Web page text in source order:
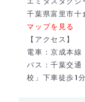
千葉県富里市
マップを見る
【アクセス】
電車：京成本線
バス：千葉交通
校」下車徒歩1分